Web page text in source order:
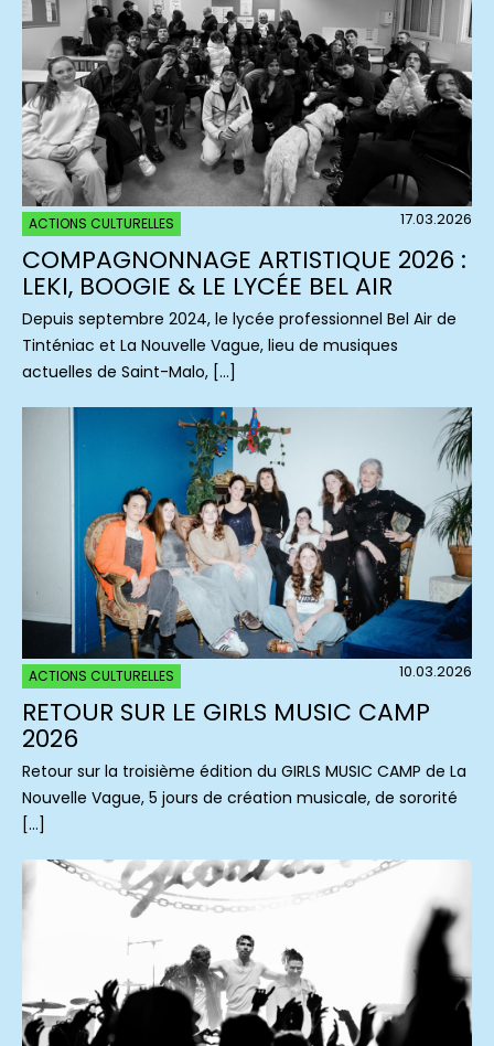
ACTIONS CULTURELLES 17.03.2026
COMPAGNONNAGE ARTISTIQUE 2026 :
LEKI, BOOGIE & LE LYCÉE BEL AIR
Depuis septembre 2024, le lycée professionnel Bel Air de
Tinténiac et La Nouvelle Vague, lieu de musiques
actuelles de Saint-Malo, […]
ACTIONS CULTURELLES 10.03.2026
RETOUR SUR LE GIRLS MUSIC CAMP
2026
Retour sur la troisième édition du GIRLS MUSIC CAMP de La
Nouvelle Vague, 5 jours de création musicale, de sororité
[…]